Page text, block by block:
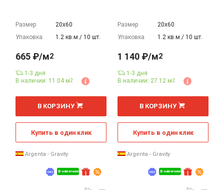
Размер
20х60
Упаковка
1.2 кв.м./ 10 шт.
В наличии
665 ₽/м2
1-3 дня
В наличии: 11.04 м2
м
В КОРЗИНУ
Купить в один клик
Argenta - Gravity
Размер
20х60
Упаковка
1.2 кв.м./ 10 шт.
В наличии
1 140 ₽/м2
1-3 дня
В наличии: 27.12 м2
м
В КОРЗИНУ
Купить в один клик
Argenta - Gravity